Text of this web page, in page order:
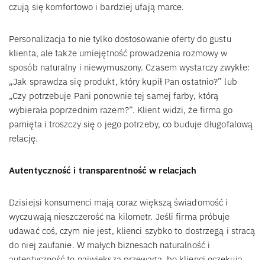
czują się komfortowo i bardziej ufają marce.
Personalizacja to nie tylko dostosowanie oferty do gustu
klienta, ale także umiejętność prowadzenia rozmowy w
sposób naturalny i niewymuszony. Czasem wystarczy zwykłe:
„Jak sprawdza się produkt, który kupił Pan ostatnio?” lub
„Czy potrzebuje Pani ponownie tej samej farby, którą
wybierała poprzednim razem?”. Klient widzi, że firma go
pamięta i troszczy się o jego potrzeby, co buduje długofalową
relację.
Autentyczność i transparentność w relacjach
Dzisiejsi konsumenci mają coraz większą świadomość i
wyczuwają nieszczerość na kilometr. Jeśli firma próbuje
udawać coś, czym nie jest, klienci szybko to dostrzegą i stracą
do niej zaufanie. W małych biznesach naturalność i